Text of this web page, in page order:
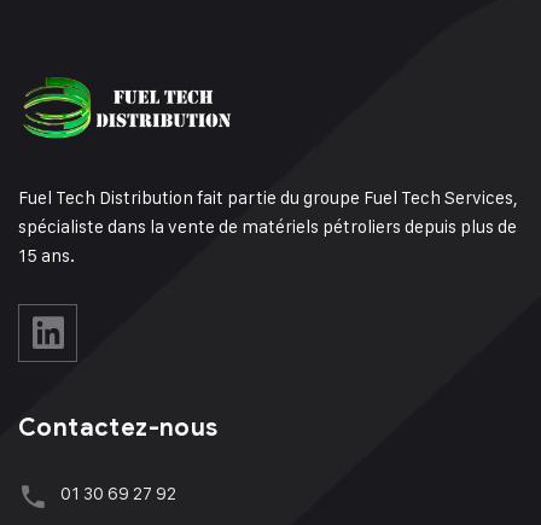
Fuel Tech Distribution fait partie du groupe Fuel Tech Services,
spécialiste dans la vente de matériels pétroliers depuis plus de
15 ans.
Contactez-nous
01 30 69 27 92